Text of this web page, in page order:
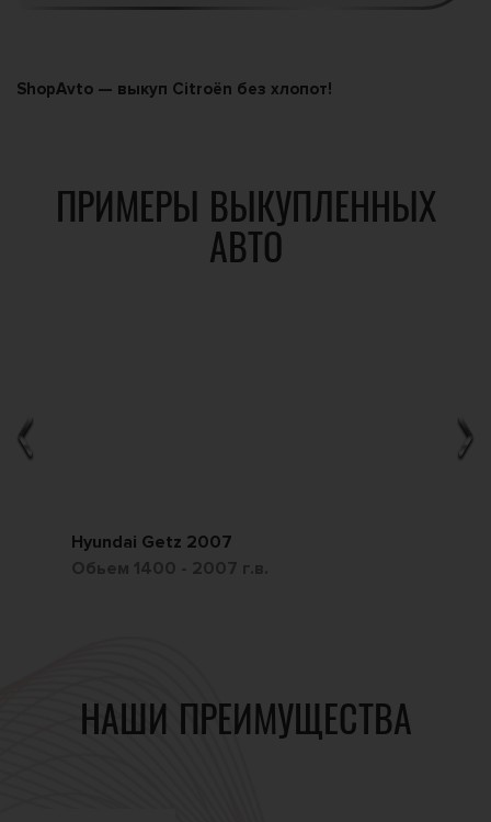
ShopAvto — выкуп Citroën без хлопот!
ПРИМЕРЫ ВЫКУПЛЕННЫХ
АВТО
Hyundai Getz 2007
Обьем 1400 - 2007 г.в.
НАШИ ПРЕИМУЩЕСТВА